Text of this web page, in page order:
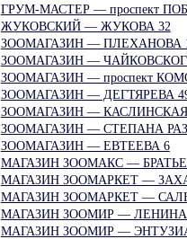
ГРУМ-МАСТЕР — проспект
ЖУКОВСКИЙ — ЖУКОВА 32
ЗООМАГАЗИН — ПЛЕХАНОВА
ЗООМАГАЗИН —
ЗООМАГАЗИН — проспект
ЗООМАГАЗИН — ДЕГТЯРЕВА
ЗООМАГАЗИН — КАСЛИНСКАЯ
ЗООМАГАЗИН — СТЕПАНА
ЗООМАГАЗИН — ЕВТЕЕВА 6
МАГАЗИН ЗООМАКС —
МАГАЗИН ЗООМАРКЕТ —
МАГАЗИН ЗООМАРКЕТ —
МАГАЗИН ЗООМИР — ЛЕНИНА
МАГАЗИН ЗООМИР —